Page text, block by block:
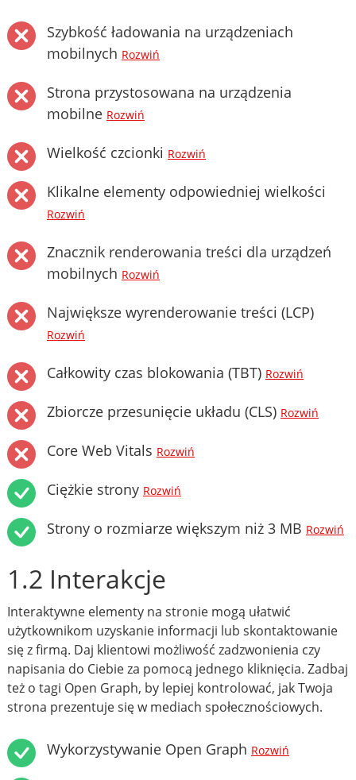
Szybkość ładowania na urządzeniach
mobilnych Rozwiń
Strona przystosowana na urządzenia
mobilne Rozwiń
Wielkość czcionki Rozwiń
Klikalne elementy odpowiedniej wielkości
Rozwiń
Znacznik renderowania treści dla urządzeń
mobilnych Rozwiń
Największe wyrenderowanie treści (LCP)
Rozwiń
Całkowity czas blokowania (TBT) Rozwiń
Zbiorcze przesunięcie układu (CLS) Rozwiń
Core Web Vitals Rozwiń
Ciężkie strony Rozwiń
Strony o rozmiarze większym niż 3 MB Rozwiń
1.2 Interakcje
Interaktywne elementy na stronie mogą ułatwić
użytkownikom uzyskanie informacji lub skontaktowanie
się z firmą. Daj klientowi możliwość zadzwonienia czy
napisania do Ciebie za pomocą jednego kliknięcia. Zadbaj
też o tagi Open Graph, by lepiej kontrolować, jak Twoja
strona prezentuje się w mediach społecznościowych.
Wykorzystywanie Open Graph Rozwiń